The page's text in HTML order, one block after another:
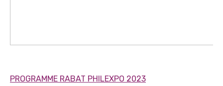
PROGRAMME RABAT PHILEXPO 2023